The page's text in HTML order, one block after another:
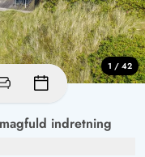
indretning
1 / 42